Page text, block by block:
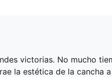
victorias. No mucho
la estética de la cancha